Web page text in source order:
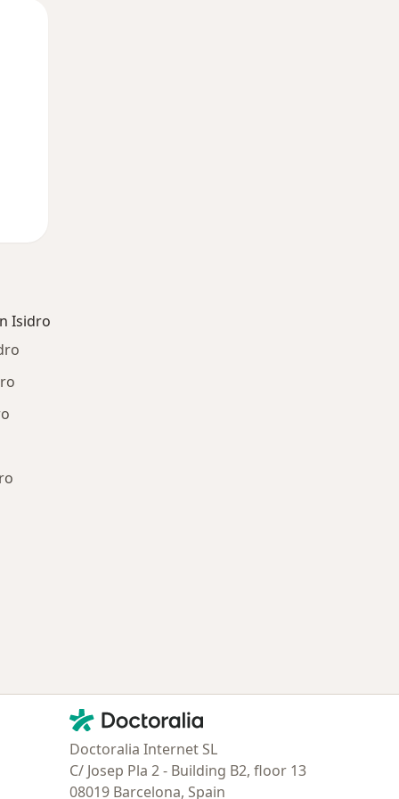
Isidro
Contacto
Doctoralia - Página de inicio
Doctoralia Internet SL
C/ Josep Pla 2 - Building B2, floor 13
08019 Barcelona, Spain